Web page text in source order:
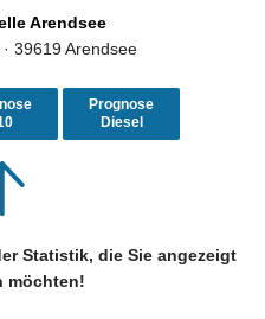
Arendsee
39619 Arendsee
Prognose
Diesel
Statistik, die Sie angezeigt
möchten!